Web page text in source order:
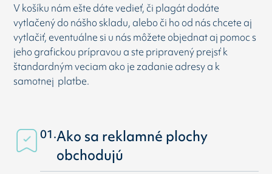
V košíku nám ešte dáte vedieť, či plagát dodáte
vytlačený do nášho skladu, alebo či ho od nás chcete aj
vytlačiť, eventuálne si u nás môžete objednat aj pomoc s
jeho grafickou prípravou a ste pripravený prejsť k
štandardným veciam ako je zadanie adresy a k
samotnej platbe.
01.Ako sa reklamné plochy
obchodujú